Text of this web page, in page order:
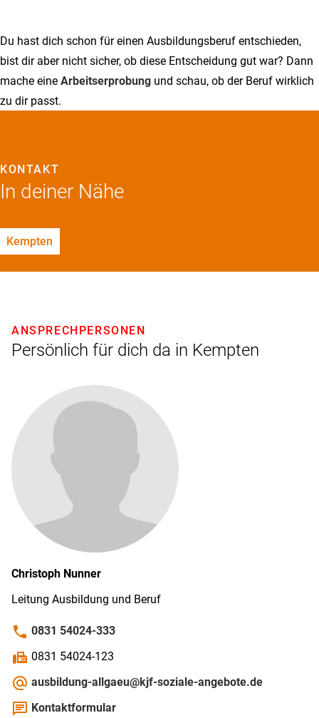
Du hast dich schon für einen Ausbildungsberuf entschieden,
bist dir aber nicht sicher, ob diese Entscheidung gut war? Dann
mache eine Arbeitserprobung und schau, ob der Beruf wirklich
zu dir passt.
In deiner Nähe
KONTAKT
Kempten
Persönlich für dich da in Kempten
ANSPRECHPERSONEN
Christoph Nunner
Leitung Ausbildung und Beruf
phone 0831 54024-333
fax 0831 54024-123
alternate_email ausbildung-allgaeu@kjf-soziale-angebote.de
chat Kontaktformular